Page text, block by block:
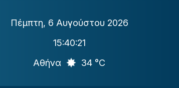
Πέμπτη, 6 Αυγούστου 2026
15:40:22
Αθήνα
34 °C